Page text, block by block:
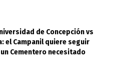
de Concepción vs
el Campanil quiere seguir
Cementero necesitado